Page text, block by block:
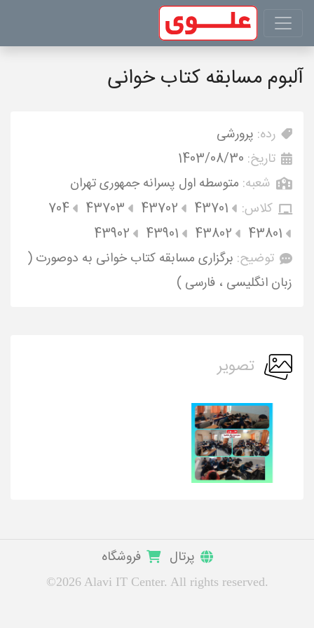
آلبوم مسابقه کتاب خوانی
رده: پرورشی
تاریخ: 1403/08/30
شعبه: متوسطه اول پسرانه جمهوری تهران
کلاس:
43701
43702
43703
704
43801
43802
43901
43902
توضیح: برگزاری مسابقه کتاب خوانی به دوصورت (
زبان انگلیسی ، فارسی )
تصویر
پرتال فروشگاه
©2026 Alavi IT Center. All rights reserved.